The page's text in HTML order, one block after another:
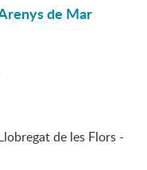
de Mar
de les Flors -